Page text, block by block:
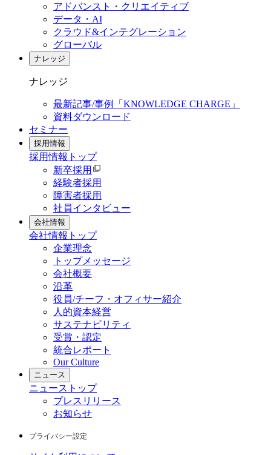
アドバンスト・クリエイティブ
データ・AI
クラウド&インテグレーション
グローバル
ナレッジ
ナレッジ
最新記事/事例「KNOWLEDGE CHARGE」
資料ダウンロード
セミナー
採用情報
採用情報 トップ
新卒採用
経験者採用
障害者採用
社員インタビュー
会社情報
会社情報 トップ
企業理念
トップメッセージ
会社概要
沿革
役員/チーフ・オフィサー紹介
人的資本経営
サステナビリティ
受賞・認定
統合レポート
Our Culture
ニュース
ニュース トップ
プレスリリース
お知らせ
プライバシー設定